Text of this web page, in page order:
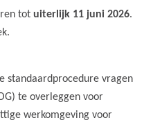
tot uiterlijk 11 juni 2026.
standaardprocedure vragen
te overleggen voor
werkomgeving voor